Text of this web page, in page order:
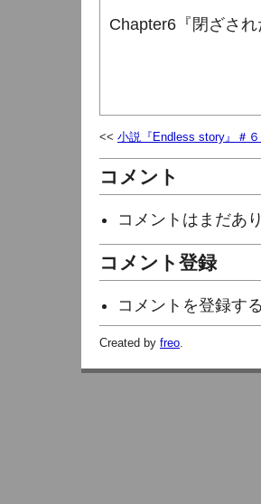
Chapter6 『閉ざされ
小説『Endless story』＃６
コメント
コメントはまだあ
コメント登録
コメントを登録す
Created by freo.